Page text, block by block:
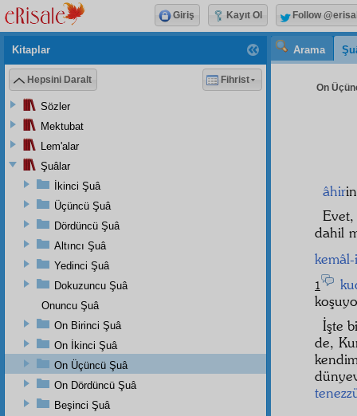
Arama
On
âhir
dahil
1
İşte
de,
Kitaplar
Hepsini Daralt Fihrist
Sözler
Mektubat
Lem'alar
Şuâlar
İkinci Şuâ
Üçüncü Şuâ
Dördüncü Şuâ
Altıncı Şuâ
Yedinci Şuâ
Dokuzuncu Şuâ
Onuncu Şuâ
On Birinci Şuâ
On İkinci Şuâ
On Üçüncü Şuâ
On Dördüncü Şuâ
Beşinci Şuâ
Giriş Kayıt Ol Follow